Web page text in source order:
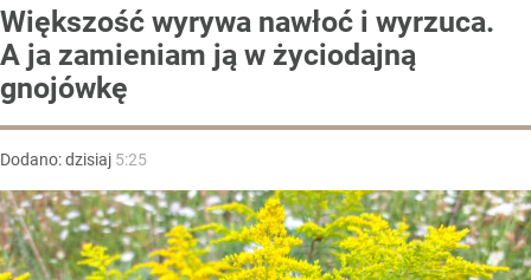
Większość wyrywa nawłoć i wyrzuca.
A ja zamieniam ją w życiodajną
gnojówkę
Dodano:dzisiaj 5:25